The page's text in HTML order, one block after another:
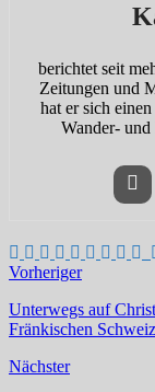
berichtet seit
Zeitungen und
hat er sich
Wander-
Vorheriger
Unterwegs auf
Fränkischen Schweiz
Nächster